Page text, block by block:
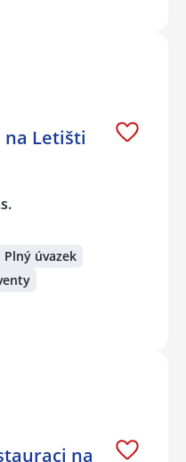
na Letišti
Plný úvazek
na